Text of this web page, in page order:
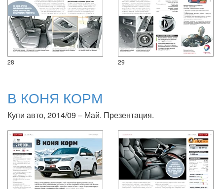
28 29
В КОНЯ КОРМ
Купи авто, 2014/09 – Май. Презентация.